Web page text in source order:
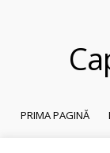
PRIMA PAGINĂ